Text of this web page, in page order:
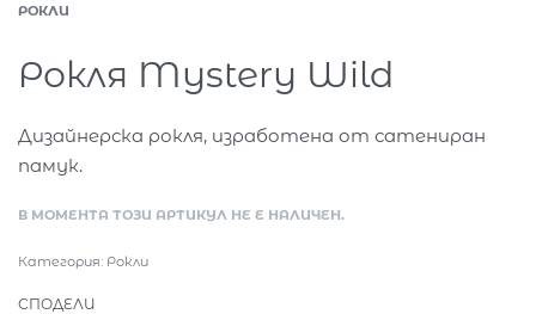
РОКЛИ
Рокля Mystery Wild
Дизайнерска рокля, изработена от сатениран
памук.
В МОМЕНТА ТОЗИ АРТИКУЛ НЕ Е НАЛИЧЕН.
Категория: Рокли
СПОДЕЛИ